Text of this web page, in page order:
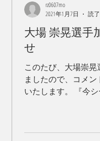
大場 崇晃選手
せ
このたび、大場崇晃
ましたので、コメン
いたします。 『今シ
rz0607mo
2021年1月7日
読